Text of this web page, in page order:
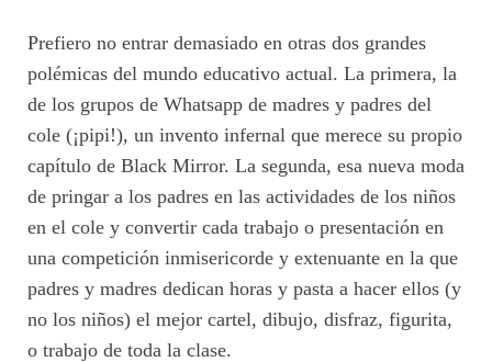
Prefiero no entrar demasiado en otras dos grandes
polémicas del mundo educativo actual. La primera, la
de los grupos de Whatsapp de madres y padres del
cole (¡pipi!), un invento infernal que merece su propio
capítulo de Black Mirror. La segunda, esa nueva moda
de pringar a los padres en las actividades de los niños
en el cole y convertir cada trabajo o presentación en
una competición inmisericorde y extenuante en la que
padres y madres dedican horas y pasta a hacer ellos (y
no los niños) el mejor cartel, dibujo, disfraz, figurita,
o trabajo de toda la clase.